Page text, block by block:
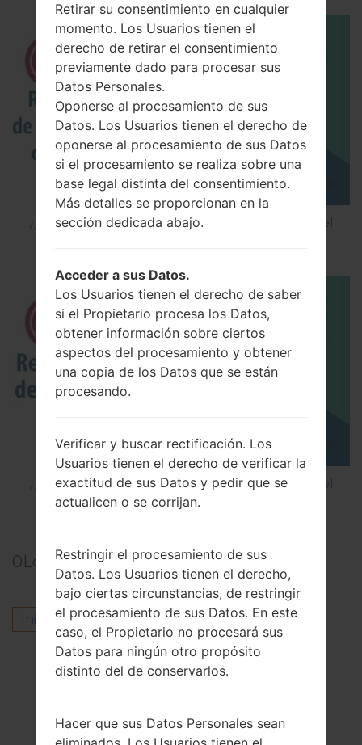
¿Cómo restablecer datos de fábrica a través del
¿Cómo restablecer datos de fábrica a través del
menú en LG G5 H850?
0Los comentarios
Inicie la sesiónpara dejar su comentario.
Otros modelos de esta serie
LG G5F700L
Retirar su consentimiento en cualquier
momento. Los Usuarios tienen el
derecho de retirar el consentimiento
previamente dado para procesar sus
Datos Personales.
Oponerse al procesamiento de sus
Datos. Los Usuarios tienen el derecho de
oponerse al procesamiento de sus Datos
si el procesamiento se realiza sobre una
base legal distinta del consentimiento.
Más detalles se proporcionan en la
sección dedicada abajo.
Acceder a sus Datos.
Los Usuarios tienen el derecho de saber
si el Propietario procesa los Datos,
obtener información sobre ciertos
aspectos del procesamiento y obtener
una copia de los Datos que se están
procesando.
Verificar y buscar rectificación. Los
Usuarios tienen el derecho de verificar la
exactitud de sus Datos y pedir que se
actualicen o se corrijan.
Restringir el procesamiento de sus
Datos. Los Usuarios tienen el derecho,
bajo ciertas circunstancias, de restringir
el procesamiento de sus Datos. En este
caso, el Propietario no procesará sus
Datos para ningún otro propósito
distinto del de conservarlos.
Hacer que sus Datos Personales sean